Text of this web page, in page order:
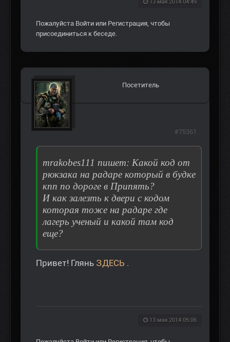
13 мая 2014 04:49
Пожалуйста Войти или Регистрация, чтобы
присоединиться к беседе.
Посетитель
mrakobes111 пишет: Какой код от
рюкзака на радаре который в будке
кпп по дороге в Припять?
И как залезть к двери с кодом
которая тоже на радаре где
лагерь ученый и какой там код
еще?
Привет! Глянь ЗДЕСЬ .
13 мая 2014 05:06
#75361